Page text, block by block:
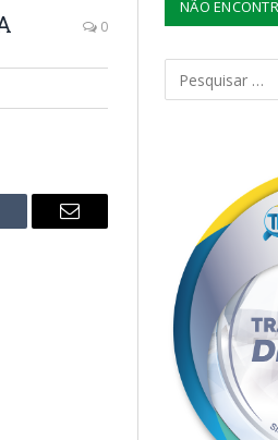
0
E-
NÃO